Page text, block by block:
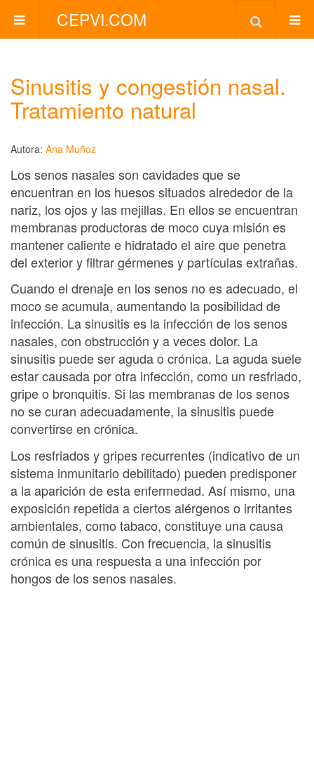
CEPVI.COM
Sinusitis y congestión nasal.
Tratamiento natural
Autora: Ana Muñoz
Los senos nasales son cavidades que se
encuentran en los huesos situados alrededor de la
nariz, los ojos y las mejillas. En ellos se encuentran
membranas productoras de moco cuya misión es
mantener caliente e hidratado el aire que penetra
del exterior y filtrar gérmenes y partículas extrañas.
Cuando el drenaje en los senos no es adecuado, el
moco se acumula, aumentando la posibilidad de
infección. La sinusitis es la infección de los senos
nasales, con obstrucción y a veces dolor. La
sinusitis puede ser aguda o crónica. La aguda suele
estar causada por otra infección, como un resfriado,
gripe o bronquitis. Si las membranas de los senos
no se curan adecuadamente, la sinusitis puede
convertirse en crónica.
Los resfriados y gripes recurrentes (indicativo de un
sistema inmunitario debilitado) pueden predisponer
a la aparición de esta enfermedad. Así mismo, una
exposición repetida a ciertos alérgenos o irritantes
ambientales, como tabaco, constituye una causa
común de sinusitis. Con frecuencia, la sinusitis
crónica es una respuesta a una infección por
hongos de los senos nasales.